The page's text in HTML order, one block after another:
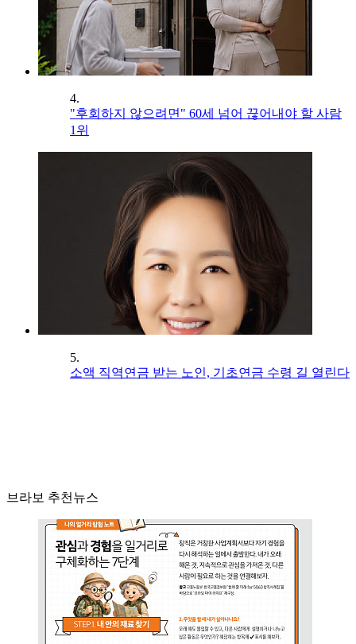
4.
"후회하지 않으려면" 60세 넘어 끊어내야 할 사람
1위
5.
소액 직역연금 받는 노인, 기초연금 수령 길 열린다
브라보 추천뉴스